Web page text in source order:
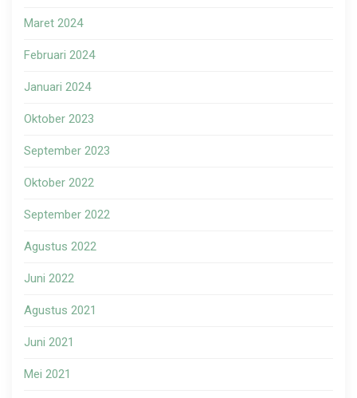
Maret 2024
Februari 2024
Januari 2024
Oktober 2023
September 2023
Oktober 2022
September 2022
Agustus 2022
Juni 2022
Agustus 2021
Juni 2021
Mei 2021